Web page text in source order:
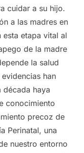
cuidar a su hijo.
a las madres en
etapa vital al
de la madre
la salud
han
haya
conocimiento
precoz de
Perinatal, una
nuestro entorno